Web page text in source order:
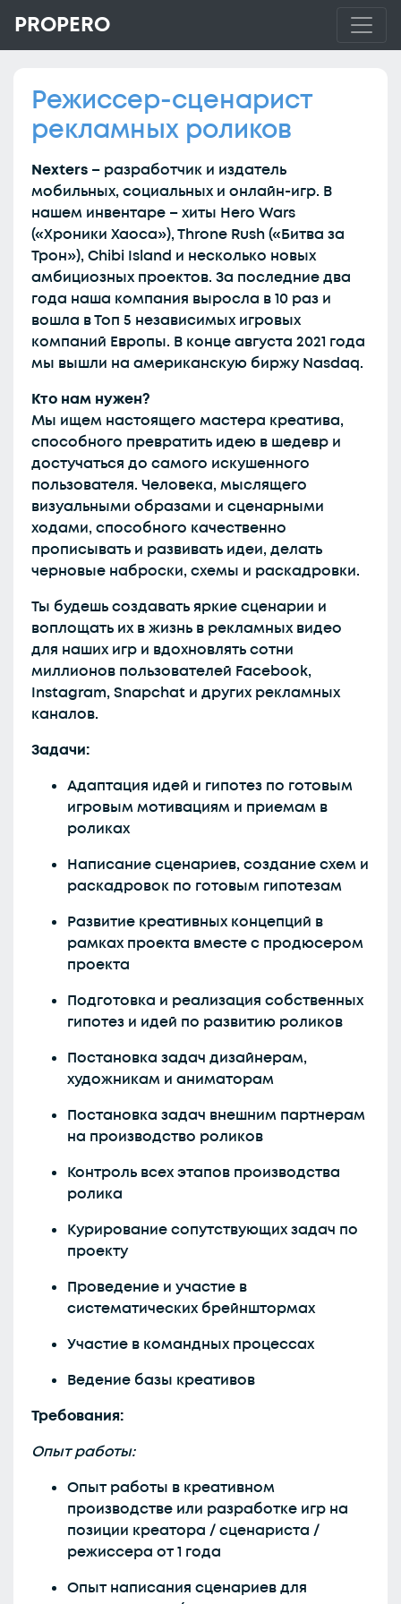
PROPERO
Режиссер-сценарист
рекламных роликов
Nexters – разработчик и издатель
мобильных, социальных и онлайн-игр. В
нашем инвентаре – хиты Hero Wars
(«Хроники Хаоса»), Throne Rush («Битва за
Трон»), Chibi Island и несколько новых
амбициозных проектов. За последние два
года наша компания выросла в 10 раз и
вошла в Топ 5 независимых игровых
компаний Европы. В конце августа 2021 года
мы вышли на американскую биржу Nasdaq.
Кто нам нужен?
Мы ищем настоящего мастера креатива,
способного превратить идею в шедевр и
достучаться до самого искушенного
пользователя. Человека, мыслящего
визуальными образами и сценарными
ходами, способного качественно
прописывать и развивать идеи, делать
черновые наброски, схемы и раскадровки.
Ты будешь создавать яркие сценарии и
воплощать их в жизнь в рекламных видео
для наших игр и вдохновлять сотни
миллионов пользователей Facebook,
Instagram, Snapchat и других рекламных
каналов.
Задачи:
Адаптация идей и гипотез по готовым
игровым мотивациям и приемам в
роликах
Написание сценариев, создание схем и
раскадровок по готовым гипотезам
Развитие креативных концепций в
рамках проекта вместе с продюсером
проекта
Подготовка и реализация собственных
гипотез и идей по развитию роликов
Постановка задач дизайнерам,
художникам и аниматорам
Постановка задач внешним партнерам
на производство роликов
Контроль всех этапов производства
ролика
Курирование сопутствующих задач по
проекту
Проведение и участие в
систематических брейнштормах
Участие в командных процессах
Ведение базы креативов
Требования:
Опыт работы:
Опыт работы в креативном
производстве или разработке игр на
позиции креатора / сценариста /
режиссера от 1 года
Опыт написания сценариев для